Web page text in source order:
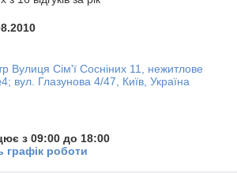
Вулиця Сім'ї Сосніних 11, нежитлове
вул. Глазунова 4/47, Київ, Україна
з 09:00 до 18:00
графік роботи